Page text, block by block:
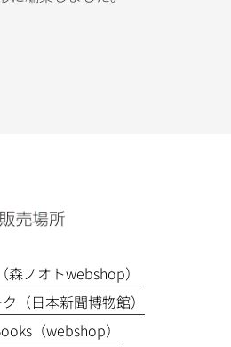
森ノオトwebshop）
（日本新聞博物館）
（webshop）